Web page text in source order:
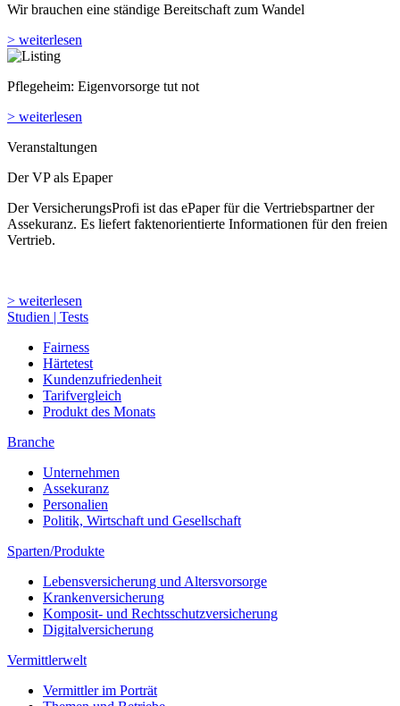
Wir brauchen eine ständige Bereitschaft zum Wandel
> weiterlesen
Pflegeheim: Eigenvorsorge tut not
> weiterlesen
Veranstaltungen
Der VP als Epaper
Der VersicherungsProfi ist das ePaper für die Vertriebspartner der
Assekuranz. Es liefert faktenorientierte Informationen für den freien
Vertrieb.
> weiterlesen
Studien | Tests
Fairness
Härtetest
Kundenzufriedenheit
Tarifvergleich
Produkt des Monats
Branche
Unternehmen
Assekuranz
Personalien
Politik, Wirtschaft und Gesellschaft
Sparten/Produkte
Lebensversicherung und Altersvorsorge
Krankenversicherung
Komposit- und Rechtsschutzversicherung
Digitalversicherung
Vermittlerwelt
Vermittler im Porträt